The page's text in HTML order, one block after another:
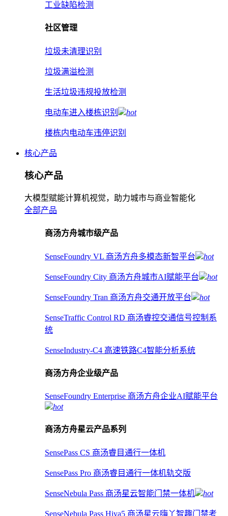
工业缺陷检测
社区管理
垃圾未清理识别
垃圾满溢检测
生活垃圾违规投放检测
电动车进入楼栋识别 hot
楼栋内电动车违停识别
核心产品
核心产品
大模型赋能计算机视觉，助力城市与商业智能化
全部产品
商汤方舟城市级产品
SenseFoundry VL 商汤方舟多模态新智平台 hot
SenseFoundry City 商汤方舟城市AI赋能平台 hot
SenseFoundry Tran 商汤方舟交通开放平台 hot
SenseTraffic Control RD 商汤睿控交通信号控制系
统
SenseIndustry-C4 高速铁路C4智能分析系统
商汤方舟企业级产品
SenseFoundry Enterprise 商汤方舟企业AI赋能平台
hot
商汤方舟星云产品系列
SensePass CS 商汤睿目通行一体机
SensePass Pro 商汤睿目通行一体机轨交版
SenseNebula Pass 商汤星云智能门禁一体机 hot
SenseNebula Pass Hiya5 商汤星云嗨丫智趣门禁考